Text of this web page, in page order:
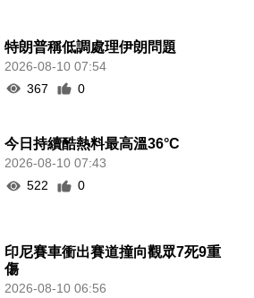
特朗普稱低調處理伊朗問題
2026-08-10 07:54
367
0
今日持續酷熱料最高溫36°C
2026-08-10 07:43
522
0
印尼賽車衝出賽道撞向觀眾7死9重
傷
2026-08-10 06:56